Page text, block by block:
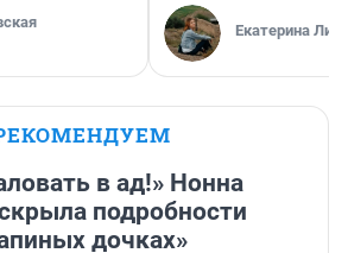
Екатерина
в ад!» Нонна
подробности
дочках»